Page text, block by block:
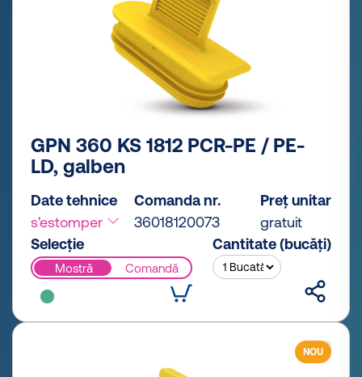
GPN 360 KS 1812 PCR-PE / PE-
LD, galben
Date tehnice
s'estomper
Comanda nr.
36018120073
Preț unitar
gratuit
Selecție
Mostră Comandă
Cantitate (bucăți)
NOU